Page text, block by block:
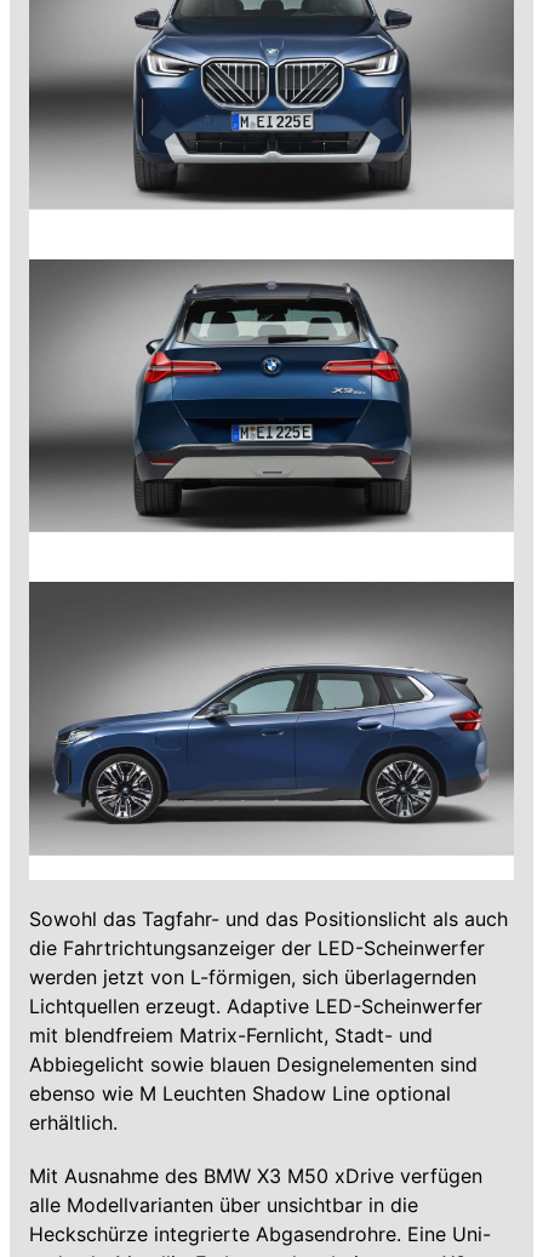
Sowohl das Tagfahr- und das Positionslicht als auch
die Fahrtrichtungsanzeiger der LED-Scheinwerfer
werden jetzt von L-förmigen, sich überlagernden
Lichtquellen erzeugt. Adaptive LED-Scheinwerfer
mit blendfreiem Matrix-Fernlicht, Stadt- und
Abbiegelicht sowie blauen Designelementen sind
ebenso wie M Leuchten Shadow Line optional
erhältlich.
Mit Ausnahme des BMW X3 M50 xDrive verfügen
alle Modellvarianten über unsichtbar in die
Heckschürze integrierte Abgasendrohre. Eine Uni-